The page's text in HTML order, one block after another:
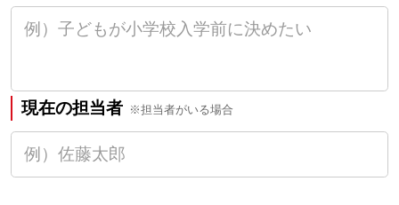
現在の担当者 ※担当者がいる場合